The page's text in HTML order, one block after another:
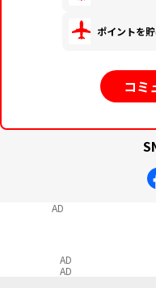
ポイントを
コミ
AD
AD
AD